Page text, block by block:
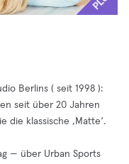
Berlins ( seit 1998 ):
seit über 20 Jahren
die klassische ‚Matte‘.
— über Urban Sports